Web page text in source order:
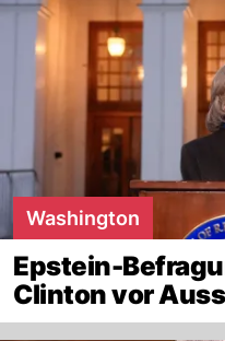
Washington
Epstein-
Clinton vor